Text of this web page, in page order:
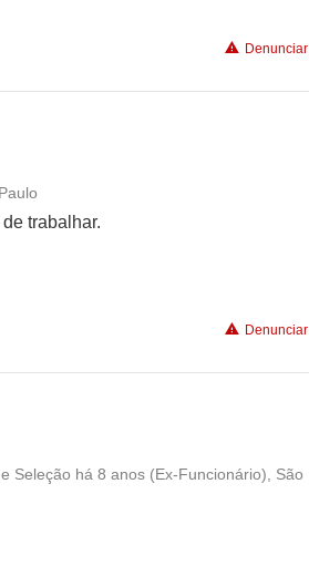
Denunciar
com a vida familiar
trabalhar.
Denunciar
Seleção há 8 anos (Ex-Funcionário), São